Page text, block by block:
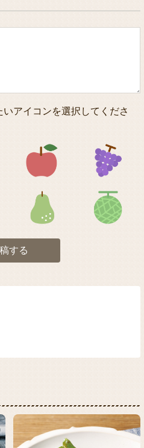
アイコンを選択してくださ
アイコン2 アイコン3
アイコン6 アイコン7
する